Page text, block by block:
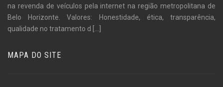
na revenda de veículos pela internet na região metropolitana de
Belo Horizonte. Valores: Honestidade, ética, transparência,
qualidade no tratamento d [...]
MAPA DO SITE